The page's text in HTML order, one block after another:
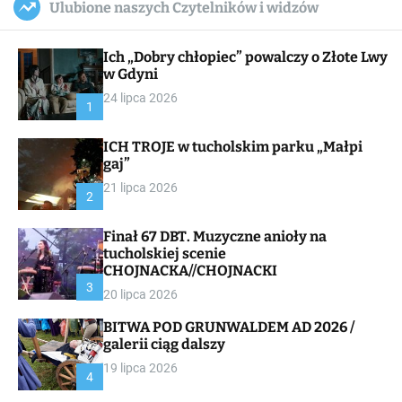
c
a
a
s
W
i
e
l
c
Ulubione naszych Czytelników i widzów
1
Ich „Dobry chłopiec” powalczy o Złote Lwy
w Gdyni
24 lipca 2026
2
ICH TROJE w tucholskim parku „Małpi
gaj”
21 lipca 2026
3
Finał 67 DBT. Muzyczne anioły na
tucholskiej scenie
CHOJNACKA//CHOJNACKI
20 lipca 2026
4
BITWA POD GRUNWALDEM AD 2026 /
galerii ciąg dalszy
19 lipca 2026